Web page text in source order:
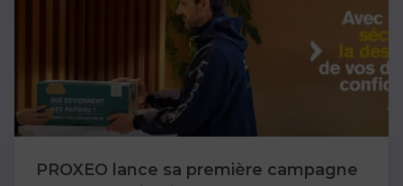
PROXEO lance sa première campagne